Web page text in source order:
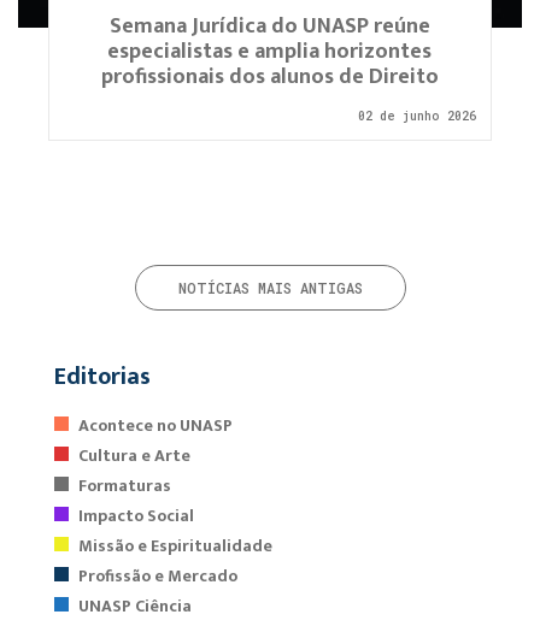
Semana Jurídica do UNASP reúne
especialistas e amplia horizontes
profissionais dos alunos de Direito
02 de junho 2026
NOTÍCIAS MAIS ANTIGAS
Editorias
Acontece no UNASP
Cultura e Arte
Formaturas
Impacto Social
Missão e Espiritualidade
Profissão e Mercado
UNASP Ciência